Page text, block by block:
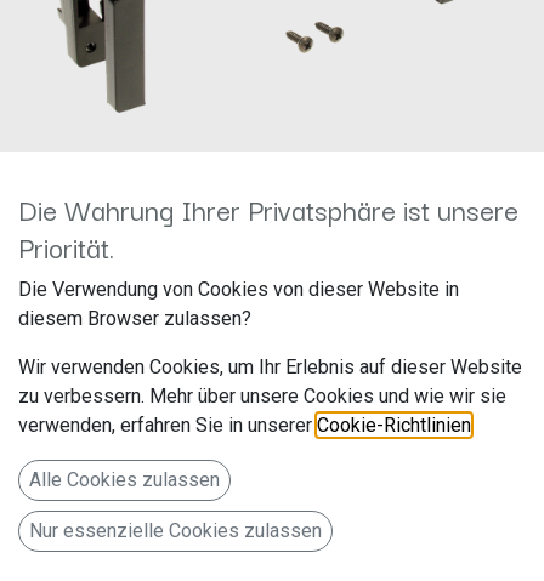
1-DIN RB Audi A3 1996 >
schwarz 281320-02
Hersteller: ACV
Artikelnummer: 281320-02
acv GmbH
41812 Erkelenz
Deutschland www.acvgmbh.de
Die Wahrung Ihrer Privatsphäre ist unsere
Priorität.
Die Verwendung von Cookies von dieser Website in
diesem Browser zulassen?
Wir verwenden Cookies, um Ihr Erlebnis auf dieser Website
zu verbessern. Mehr über unsere Cookies und wie wir sie
verwenden, erfahren Sie in unserer Cookie-Richtlinien
Alle Cookies zulassen
Nur essenzielle Cookies zulassen